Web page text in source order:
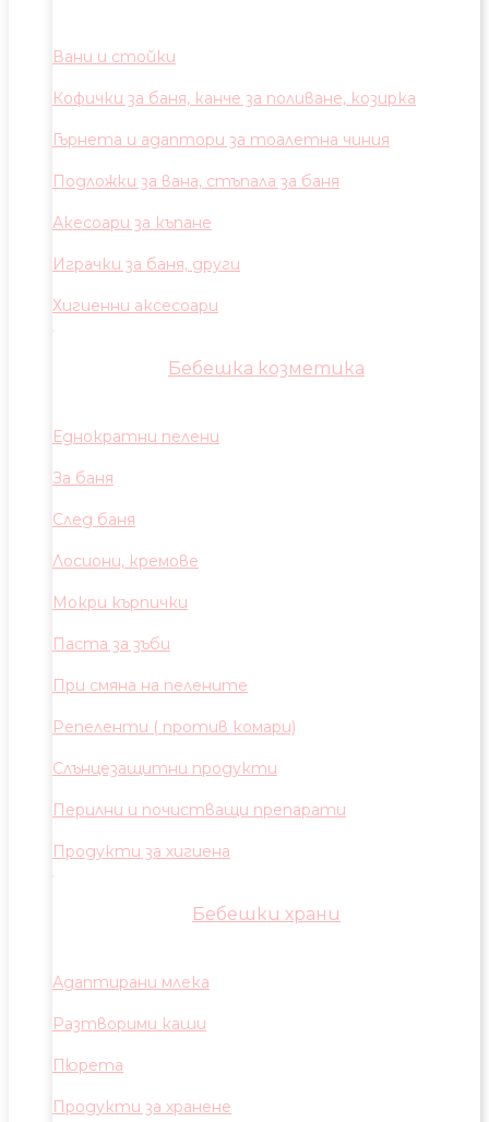
Вани и стойки
Кофички за баня, канче за поливане, козирка
Гърнета и адаптори за тоалетна чиния
Подложки за вана, стъпала за баня
Акесоари за къпане
Играчки за баня, други
Хигиенни аксесоари
Бебешка козметика
Еднократни пелени
За баня
След баня
Лосиони, кремове
Мокри кърпички
Паста за зъби
При смяна на пелените
Репеленти ( против комари)
Слънцезащитни продукти
Перилни и почистващи препарати
Продукти за хигиена
Бебешки храни
Адаптирани млека
Разтворими каши
Пюрета
Продукти за хранене